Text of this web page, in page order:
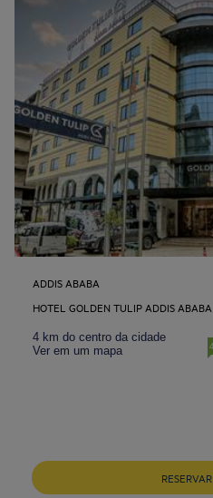
ADDIS ABABA
HOTEL GOLDEN TULIP ADDIS ABABA
4 km do centro da cidade
Ver em um mapa
RESERVAR